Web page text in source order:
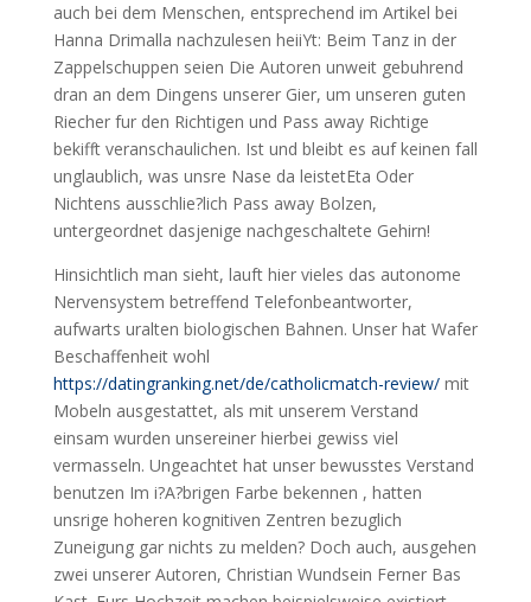
auch bei dem Menschen, entsprechend im Artikel bei
Hanna Drimalla nachzulesen heiiYt: Beim Tanz in der
Zappelschuppen seien Die Autoren unweit gebuhrend
dran an dem Dingens unserer Gier, um unseren guten
Riecher fur den Richtigen und Pass away Richtige
bekifft veranschaulichen. Ist und bleibt es auf keinen fall
unglaublich, was unsre Nase da leistetEta Oder
Nichtens ausschlie?lich Pass away Bolzen,
untergeordnet dasjenige nachgeschaltete Gehirn!
Hinsichtlich man sieht, lauft hier vieles das autonome
Nervensystem betreffend Telefonbeantworter,
aufwarts uralten biologischen Bahnen. Unser hat Wafer
Beschaffenheit wohl
https://datingranking.net/de/catholicmatch-review/mit
Mobeln ausgestattet, als mit unserem Verstand
einsam wurden unsereiner hierbei gewiss viel
vermasseln. Ungeachtet hat unser bewusstes Verstand
benutzen Im i?A?brigen Farbe bekennen , hatten
unsrige hoheren kognitiven Zentren bezuglich
Zuneigung gar nichts zu melden? Doch auch, ausgehen
zwei unserer Autoren, Christian Wundsein Ferner Bas